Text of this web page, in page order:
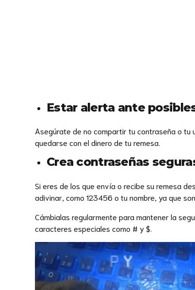
Estar alerta ante
Asegúrate de no compartir tu contraseña o
quedarse con el dinero de tu remesa.
Crea contraseñas
Si eres de los que envía o recibe su remesa
adivinar, como 123456 o tu nombre, ya que
Cámbialas regularmente para mantener la
caracteres especiales como # y $.